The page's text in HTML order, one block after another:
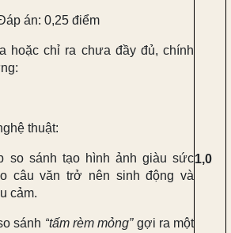
án: 0,25 điểm
hoặc chỉ ra chưa đầy đủ, chính
thuật:
so sánh tạo hình ảnh giàu sức
câu văn trở nên sinh động và
cảm.
sánh “tấm rèm mỏng”gợi ra một
1,0